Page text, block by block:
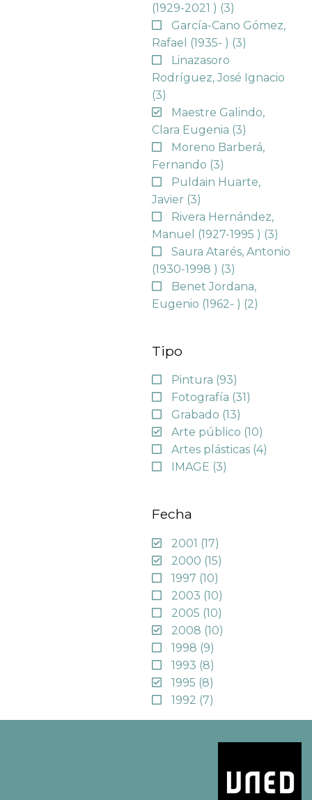
(1929-2021 ) (3)
García-Cano Gómez,
Rafael (1935- ) (3)
Linazasoro
Rodríguez, José Ignacio
(3)
Maestre Galindo,
Clara Eugenia (3)
Moreno Barberá,
Fernando (3)
Puldain Huarte,
Javier (3)
Rivera Hernández,
Manuel (1927-1995 ) (3)
Saura Atarés, Antonio
(1930-1998 ) (3)
Benet Jordana,
Eugenio (1962- ) (2)
Tipo
Pintura (93)
Fotografía (31)
Grabado (13)
Arte público (10)
Artes plásticas (4)
IMAGE (3)
Fecha
2001 (17)
2000 (15)
1997 (10)
2003 (10)
2005 (10)
2008 (10)
1998 (9)
1993 (8)
1995 (8)
1992 (7)